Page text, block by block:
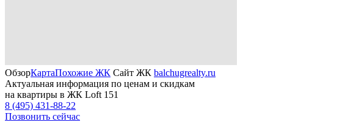
ОбзорКартаПохожие ЖК Сайт ЖК balchugrealty.ru
Актуальная информация по ценам и скидкам
на квартиры в ЖК Loft 151
8 (495) 431-88-22
Позвонить сейчас